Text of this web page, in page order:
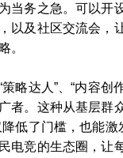
当务之急。可以开
以及社区交流会，
。
略达人”、“内容创
者。这种从基层群
降低了门槛，也能激
电竞的生态圈，让